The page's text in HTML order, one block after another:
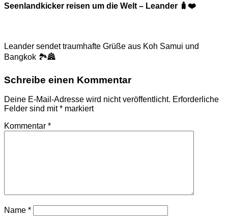
Seenlandkicker reisen um die Welt – Leander 🧳❤️
Leander sendet traumhafte Grüße aus Koh Samui und
Bangkok 🏞️🏯
Schreibe einen Kommentar
Deine E-Mail-Adresse wird nicht veröffentlicht. Erforderliche
Felder sind mit* markiert
Kommentar *
Name *